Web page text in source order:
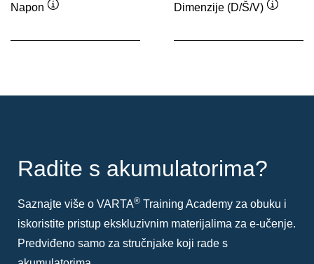
Napon
Dimenzije (D/Š/V)
Radite s akumulatorima?
Saznajte više o VARTA® Training Academy za obuku i
iskoristite pristup ekskluzivnim materijalima za e-učenje.
Predviđeno samo za stručnjake koji rade s